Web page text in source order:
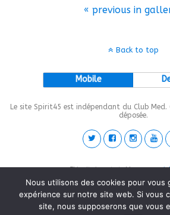
« previous in
Back to top
Mobile
Le site Spirit45 est indépendant du Club Med.
déposée.
This site is protected bywp-
Nous utilisons des cookies pour vous
expérience sur notre site web. Si vous
site, nous supposerons que vous